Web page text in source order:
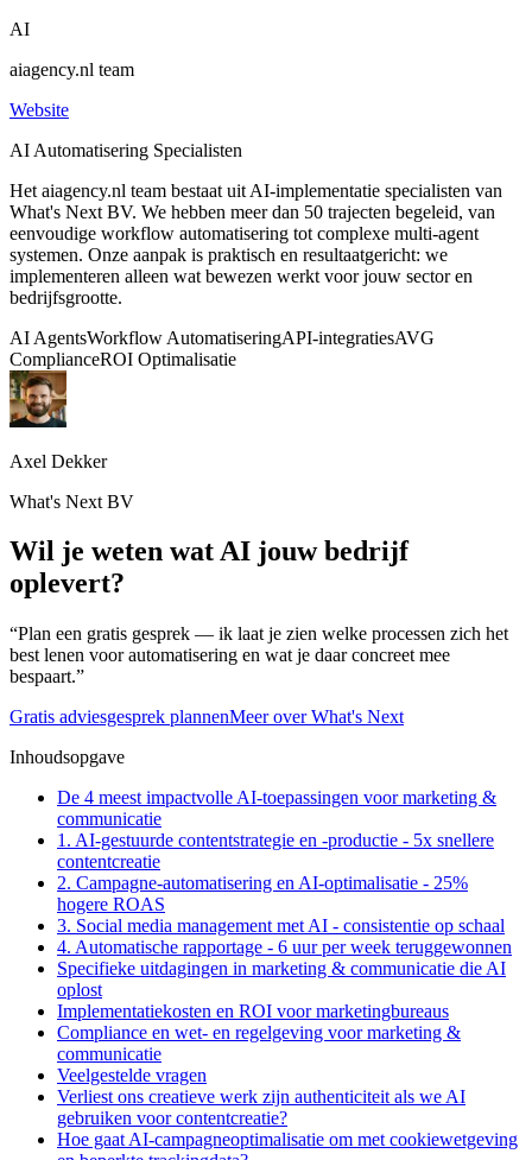
AI
aiagency.nl team
Website
AI Automatisering Specialisten
Het aiagency.nl team bestaat uit AI-implementatie specialisten van
What's Next BV. We hebben meer dan 50 trajecten begeleid, van
eenvoudige workflow automatisering tot complexe multi-agent
systemen. Onze aanpak is praktisch en resultaatgericht: we
implementeren alleen wat bewezen werkt voor jouw sector en
bedrijfsgrootte.
AI AgentsWorkflow AutomatiseringAPI-integratiesAVG
ComplianceROI Optimalisatie
Axel Dekker
What's Next BV
Wil je weten wat AI jouw bedrijf
oplevert?
“Plan een gratis gesprek — ik laat je zien welke processen zich het
best lenen voor automatisering en wat je daar concreet mee
bespaart.”
Gratis adviesgesprek plannenMeer over What's Next
Inhoudsopgave
De 4 meest impactvolle AI-toepassingen voor marketing &
communicatie
1. AI-gestuurde contentstrategie en -productie - 5x snellere
contentcreatie
2. Campagne-automatisering en AI-optimalisatie - 25%
hogere ROAS
3. Social media management met AI - consistentie op schaal
4. Automatische rapportage - 6 uur per week teruggewonnen
Specifieke uitdagingen in marketing & communicatie die AI
oplost
Implementatiekosten en ROI voor marketingbureaus
Compliance en wet- en regelgeving voor marketing &
communicatie
Veelgestelde vragen
Verliest ons creatieve werk zijn authenticiteit als we AI
gebruiken voor contentcreatie?
Hoe gaat AI-campagneoptimalisatie om met cookiewetgeving